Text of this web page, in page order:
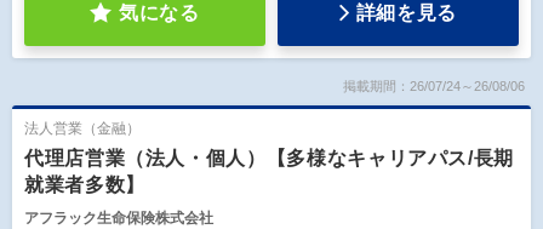
気になる 詳細を見る
掲載期間：26/07/24～26/08/06
法人営業（金融）
代理店営業（法人・個人）【多様なキャリアパス/長期
就業者多数】
アフラック生命保険株式会社